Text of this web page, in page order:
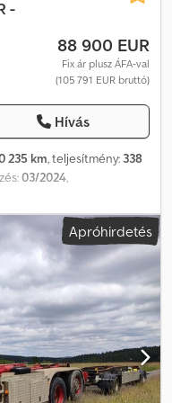
-
88 900 EUR
Fix ár plusz ÁFA-val
(105 791 EUR bruttó)
Hívás
235 km, teljesítmény: 338
03/2024,
4x2,
(TÜV):03/2027, szín:fehér,
, kibocsátási osztály:
év:2024
tempomat, állófűtés,
M+S gumiabroncsok,
18000 kg, 1.
Velúr kárpitozású
Laprugós-légrugós
Apróhirdetés